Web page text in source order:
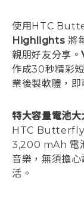
使用HTC
Highlights 將
親朋好友分享。
作成30秒精彩
業後製軟體，
特大容量電池
HTC Butterfly
3,200 mAh 電
音樂，無須擔
活。